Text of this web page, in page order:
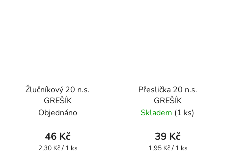
Žlučníkový 20 n.s.
GREŠÍK
Objednáno
46 Kč
Měrná
2,30 Kč / 1 ks
Přeslička 20 n.s.
GREŠÍK
Skladem (1 ks)
39 Kč
Měrná
1,95 Kč / 1 ks